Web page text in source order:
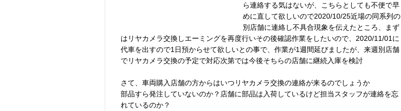
ら連絡する気はないが、こちらとしても不便で早
めに直して欲しいので2020/10/25近場の同系列の
別店舗に連絡し不具合現象を伝えたところ、まず
はリヤカメラ交換しエーミングを再度行いその後確認作業をしたいので、2020/11/01に
代車を出すので1日預からせて欲しいとの事で、作業が1週間延びましたが、来週別店舗
でリヤカメラ交換の予定で対応次第では今後そちらの店舗に継続入庫を検討
さて、車両購入店舗の方からはいつリヤカメラ交換の連絡が来るのでしょうか
部品すら発注していないのか？店舗に部品は入荷しているけど担当スタッフが連絡を忘
れているのか？